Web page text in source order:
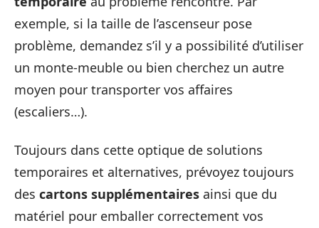
exemple, si la taille de l’ascenseur pose
problème, demandez s’il y a possibilité d’utiliser
un monte-meuble ou bien cherchez un autre
moyen pour transporter vos affaires
(escaliers…).
Toujours dans cette optique de solutions
temporaires et alternatives, prévoyez toujours
des cartons supplémentaires ainsi que du
matériel pour emballer correctement vos